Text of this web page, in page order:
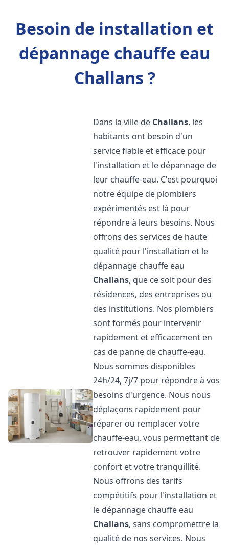
Besoin de installation et
dépannage chauffe eau
Challans ?
Dans la ville de Challans, les
habitants ont besoin d'un
service fiable et efficace pour
l'installation et le dépannage de
leur chauffe-eau. C'est pourquoi
notre équipe de plombiers
expérimentés est là pour
répondre à leurs besoins. Nous
offrons des services de haute
qualité pour l'installation et le
dépannage chauffe eau
Challans, que ce soit pour des
résidences, des entreprises ou
des institutions. Nos plombiers
sont formés pour intervenir
rapidement et efficacement en
cas de panne de chauffe-eau.
Nous sommes disponibles
24h/24, 7j/7 pour répondre à vos
besoins d'urgence. Nous nous
déplaçons rapidement pour
réparer ou remplacer votre
chauffe-eau, vous permettant de
retrouver rapidement votre
confort et votre tranquillité.
Nous offrons des tarifs
compétitifs pour l'installation et
le dépannage chauffe eau
Challans, sans compromettre la
qualité de nos services. Nous